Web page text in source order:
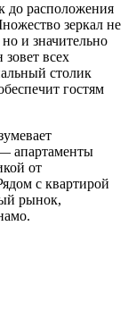
до расположения
зеркал не
и значительно
всех
столик
гостям
апартаменты
от
с квартирой
рынок,